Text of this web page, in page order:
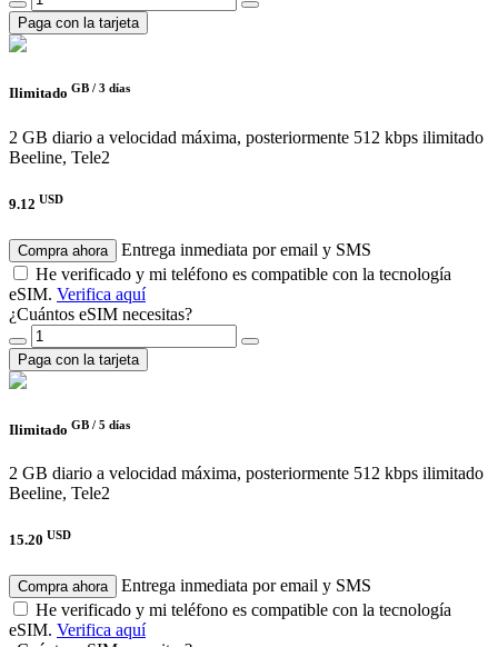
Paga con la tarjeta
Ilimitado GB / 3 días
2 GB diario a velocidad máxima, posteriormente 512 kbps ilimitado
Beeline, Tele2
9.12 USD
Compra ahora
Entrega inmediata por email y SMS
He verificado y mi teléfono es compatible con la tecnología
eSIM. Verifica aquí
¿Cuántos eSIM necesitas?
Paga con la tarjeta
Ilimitado GB / 5 días
2 GB diario a velocidad máxima, posteriormente 512 kbps ilimitado
Beeline, Tele2
15.20 USD
Compra ahora
Entrega inmediata por email y SMS
He verificado y mi teléfono es compatible con la tecnología
eSIM. Verifica aquí